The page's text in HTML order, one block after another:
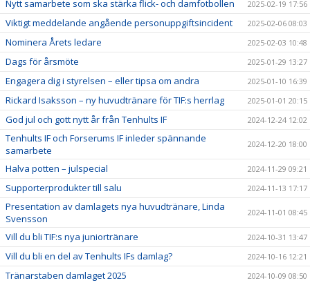
Nytt samarbete som ska stärka flick- och damfotbollen 2025-02-19 17:56
Viktigt meddelande angående personuppgiftsincident 2025-02-06 08:03
Nominera Årets ledare 2025-02-03 10:48
Dags för årsmöte 2025-01-29 13:27
Engagera dig i styrelsen – eller tipsa om andra 2025-01-10 16:39
Rickard Isaksson – ny huvudtränare för TIF:s herrlag 2025-01-01 20:15
God jul och gott nytt år från Tenhults IF 2024-12-24 12:02
Tenhults IF och Forserums IF inleder spännande
samarbete
2024-12-20 18:00
Halva potten – julspecial 2024-11-29 09:21
Supporterprodukter till salu 2024-11-13 17:17
Presentation av damlagets nya huvudtränare, Linda
Svensson
2024-11-01 08:45
Vill du bli TIF:s nya juniortränare 2024-10-31 13:47
Vill du bli en del av Tenhults IFs damlag? 2024-10-16 12:21
Tränarstaben damlaget 2025 2024-10-09 08:50